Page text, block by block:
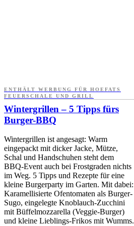
ENTHÄLT WERBUNG FÜR HOEFATS
FEUERSCHALE UND GRILL
Wintergrillen – 5 Tipps fürs
Burger-BBQ
Wintergrillen ist angesagt: Warm
eingepackt mit dicker Jacke, Mütze,
Schal und Handschuhen steht dem
BBQ-Event auch bei Frostgraden nichts
im Weg. 5 Tipps und Rezepte für eine
kleine Burgerparty im Garten. Mit dabei:
Karamellisierte Ofentomaten als Burger-
Sugo, eingelegte Knoblauch-Zucchini
mit Büffelmozzarella (Veggie-Burger)
und kleine Lieblings-Frikos mit Wumms.